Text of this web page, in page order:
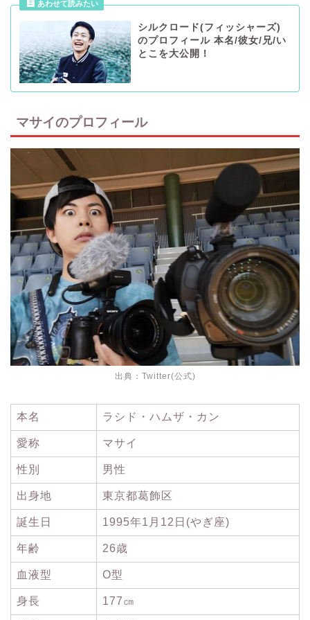
シルクロード(フィッシャーズ)
のプロフィール 本名/彼女/兄/い
とこを大公開！
マサイのプロフィール
出典： Twitter(公式)
本名 ラシド・ハムザ・カン
愛称 マサイ
性別 男性
出身地 東京都葛飾区
誕生日 1995年1月12日(やぎ座)
年齢 26歳
血液型 O型
身長 177㎝